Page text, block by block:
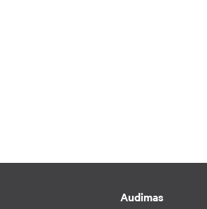
Audimas